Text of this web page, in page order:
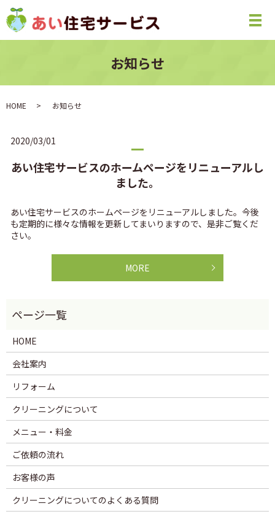
お知らせ
HOME お知らせ
2020/03/01
あい住宅サービスのホームページをリニューアルし
ました。
あい住宅サービスのホームページをリニューアルしました。今後
も定期的に様々な情報を更新してまいりますので、是非ご覧くだ
さい。
MORE
HOME
会社案内
リフォーム
クリーニングについて
メニュー・料金
ご依頼の流れ
お客様の声
クリーニングについてのよくある質問